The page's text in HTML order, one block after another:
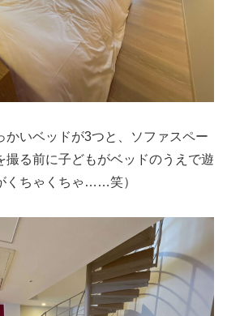
かいベッドが3つと、ソファスペー
撮る前に子どもがベッドのうえで遊
くちゃくちゃ……笑）